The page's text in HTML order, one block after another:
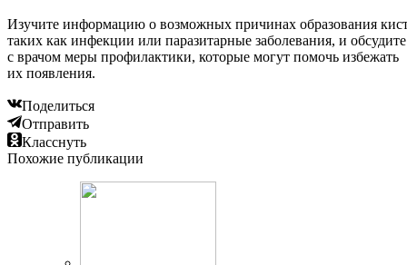
Изучите информацию о возможных причинах образования
таких как инфекции или паразитарные заболевания, и обсудите
с врачом меры профилактики, которые могут помочь избежать
их появления.
Поделиться
Отправить
Класснуть
Похожие публикации